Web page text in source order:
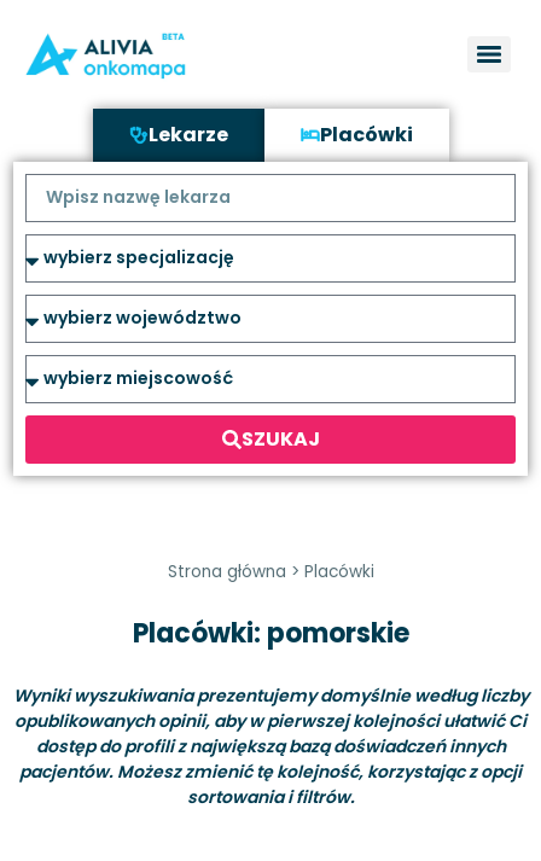
Lekarze Placówki
SZUKAJ
Strona główna > Placówki
Placówki: pomorskie
Wyniki wyszukiwania prezentujemy domyślnie według liczby
opublikowanych opinii, aby w pierwszej kolejności ułatwić Ci
dostęp do profili z największą bazą doświadczeń innych
pacjentów. Możesz zmienić tę kolejność, korzystając z opcji
sortowania i filtrów.